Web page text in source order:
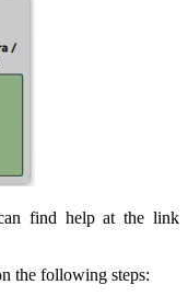
find help at the link
the following steps: